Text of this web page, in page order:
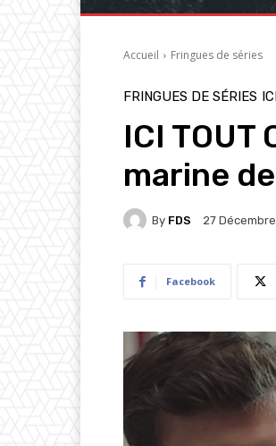
Accueil Fringues de séries
FRINGUES DE SÉRIES
ICI TOUT
marine
By FDS 27
Facebook